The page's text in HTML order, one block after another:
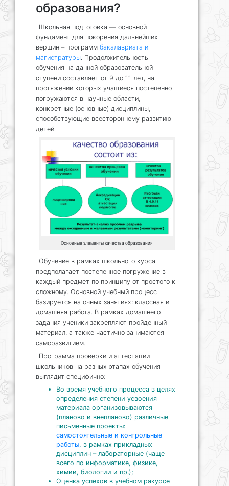
образования?
Школьная подготовка — основной
фундамент для покорения дальнейших
вершин – программ бакалавриата и
магистратуры. Продолжительность
обучения на данной образовательной
ступени составляет от 9 до 11 лет, на
протяжении которых учащиеся постепенно
погружаются в научные области,
конкретные (основные) дисциплины,
способствующие всестороннему развитию
детей.
Основные элементы качества образования
Обучение в рамках школьного курса
предполагает постепенное погружение в
каждый предмет по принципу от простого к
сложному. Основной учебный процесс
базируется на очных занятиях: классная и
домашняя работа. В рамках домашнего
задания ученики закрепляют пройденный
материал, а также частично занимаются
саморазвитием.
Программа проверки и аттестации
школьников на разных этапах обучения
выглядит специфично:
Во время учебного процесса в целях
определения степени усвоения
материала организовываются
(планово и внепланово) различные
письменные проекты:
самостоятельные и контрольные
работы, в рамках прикладных
дисциплин – лабораторные (чаще
всего по информатике, физике,
химии, биологии и пр.);
Оценка успехов в учебном ракурсе